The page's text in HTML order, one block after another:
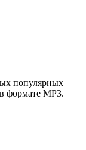
популярных
формате MP3.